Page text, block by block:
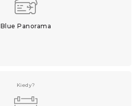
Blue Panorama
Kiedy?